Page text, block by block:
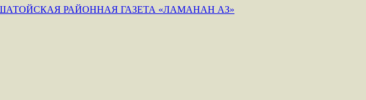
РАЙОННАЯ ГАЗЕТА «ЛАМАНАН АЗ»